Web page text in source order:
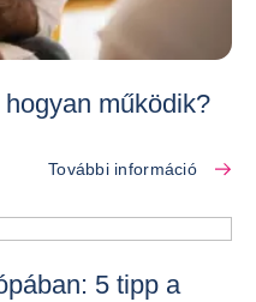
működik?
További információ
5 tipp a